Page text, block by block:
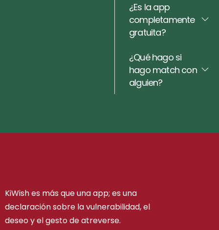
¿Es la app
completamente
gratuita?
¿Qué hago si
hago match con
alguien?
KiWish es más que una app; es una
declaración sobre la vulnerabilidad, el
deseo y el gesto de atreverse.